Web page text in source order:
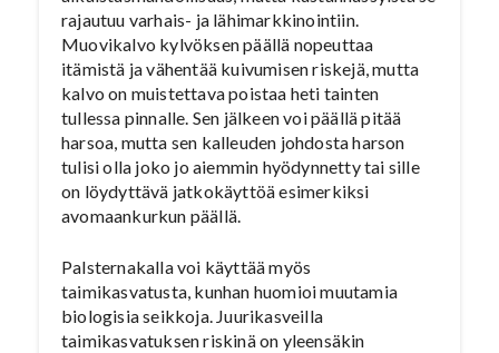
rajautuu varhais- ja lähimarkkinointiin.
Muovikalvo kylvöksen päällä nopeuttaa
itämistä ja vähentää kuivumisen riskejä, mutta
kalvo on muistettava poistaa heti tainten
tullessa pinnalle. Sen jälkeen voi päällä pitää
harsoa, mutta sen kalleuden johdosta harson
tulisi olla joko jo aiemmin hyödynnetty tai sille
on löydyttävä jatkokäyttöä esimerkiksi
avomaankurkun päällä.
Palsternakalla voi käyttää myös
taimikasvatusta, kunhan huomioi muutamia
biologisia seikkoja. Juurikasveilla
taimikasvatuksen riskinä on yleensäkin